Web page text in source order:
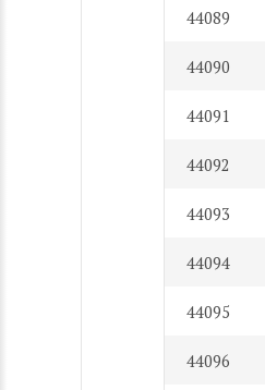
44089
44090
44091
44092
44093
44094
44095
44096